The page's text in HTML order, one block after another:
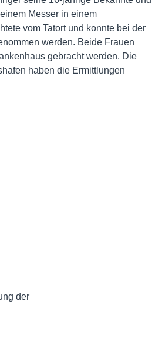
Messer in einem
vom Tatort und konnte bei der
werden. Beide Frauen
gebracht werden. Die
haben die Ermittlungen
der